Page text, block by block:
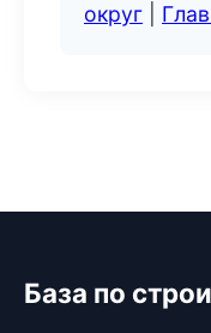
округ
База по